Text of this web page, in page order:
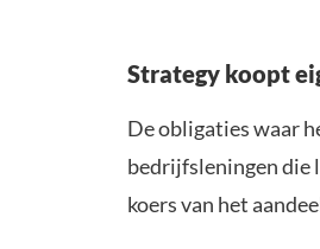
Strategy koopt
De obligaties waar
bedrijfsleningen die
koers van het